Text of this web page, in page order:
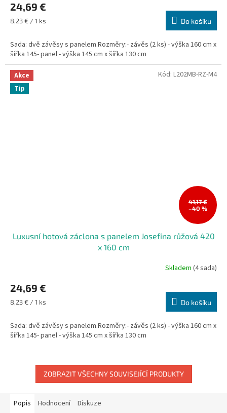
24,69 €
Měrná
8,23 € / 1 ks Do košíku
Sada: dvě závěsy s panelem.Rozměry:- závěs (2 ks) - výška 160 cm x
šířka 145- panel - výška 145 cm x šířka 130 cm
Akce
Tip
41,17 €
–40 %
Luxusní hotová záclona s panelem Josefína růžová 420
x 160 cm
Skladem (4 sada)
24,69 €
Měrná
8,23 € / 1 ks Do košíku
Sada: dvě závěsy s panelem.Rozměry:- závěs (2 ks) - výška 160 cm x
šířka 145- panel - výška 145 cm x šířka 130 cm
Kód: L202MB-RZ-M4
ZOBRAZIT VŠECHNY SOUVISEJÍCÍ PRODUKTY
Popis Hodnocení Diskuze